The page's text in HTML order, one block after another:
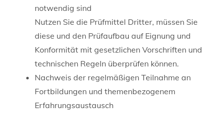
notwendig sind
Nutzen Sie die Prüfmittel Dritter, müssen Sie
diese und den Prüfaufbau auf Eignung und
Konformität mit gesetzlichen Vorschriften und
technischen Regeln überprüfen können.
Nachweis der regelmäßigen Teilnahme an
Fortbildungen und themenbezogenem
Erfahrungsaustausch